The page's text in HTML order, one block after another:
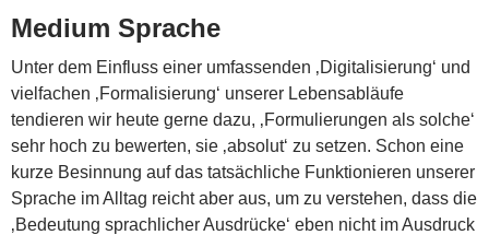
Medium Sprache
Unter dem Einfluss einer umfassenden ‚Digitalisierung‘ und
vielfachen ‚Formalisierung‘ unserer Lebensabläufe
tendieren wir heute gerne dazu, ‚Formulierungen als solche‘
sehr hoch zu bewerten, sie ‚absolut‘ zu setzen. Schon eine
kurze Besinnung auf das tatsächliche Funktionieren unserer
Sprache im Alltag reicht aber aus, um zu verstehen, dass die
‚Bedeutung sprachlicher Ausdrücke‘ eben nicht im Ausdruck